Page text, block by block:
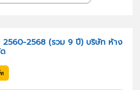
2560-2568 (รวม 9 ปี) บริษัท ห้าง